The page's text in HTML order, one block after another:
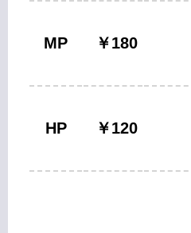
MP ￥180
HP ￥120